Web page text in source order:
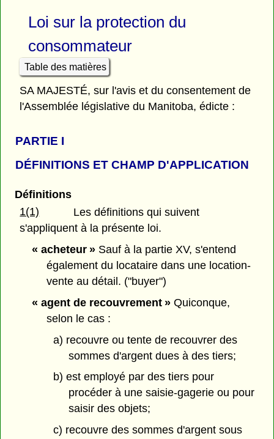
Loi sur la protection du
consommateur
Table des matières
SA MAJESTÉ, sur l'avis et du consentement de
l'Assemblée législative du Manitoba, édicte :
PARTIE I
DÉFINITIONS ET CHAMP D'APPLICATION
Définitions
1(1)
Les définitions qui suivent
s'appliquent à la présente loi.
« acheteur »Sauf à la partie XV, s'entend
également du locataire dans une location-
vente au détail. ("buyer")
« agent de recouvrement »Quiconque,
selon le cas :
a) recouvre ou tente de recouvrer des
sommes d'argent dues à des tiers;
b) est employé par des tiers pour
procéder à une saisie-gagerie ou pour
saisir des objets;
c) recouvre des sommes d'argent sous